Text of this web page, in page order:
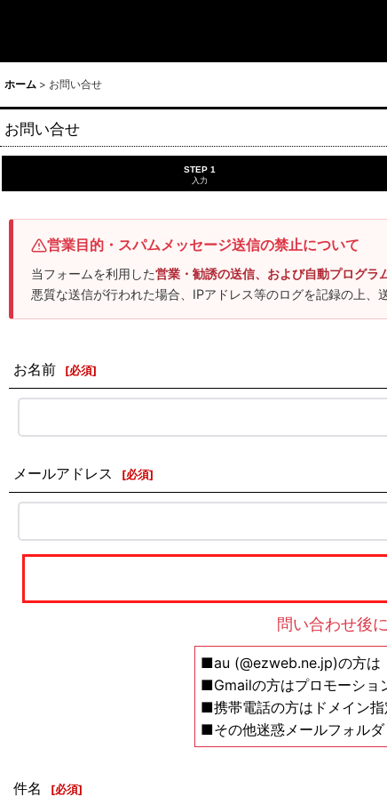
ホーム > お問い合せ
お問い合せ
STEP 1
入力
営業目的・スパムメッセージ送信の禁止について
当フォームを利用した営業・勧誘の送信、および自動プログラ
悪質な送信が行われた場合、IPアドレス等のログを記録の上、
お名前 [必須]
メールアドレス [必須]
問い合わせ後
■au (@ezweb.ne.jp)の方は
■Gmailの方はプロモーショ
■携帯電話の方はドメイン
■その他迷惑メールフォル
件名 [必須]